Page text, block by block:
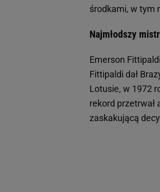
środkami, w tym
Najmłodszy
Emerson
Fittipaldi dał
Lotusie, w 1972
rekord przetrwał
zaskakującą